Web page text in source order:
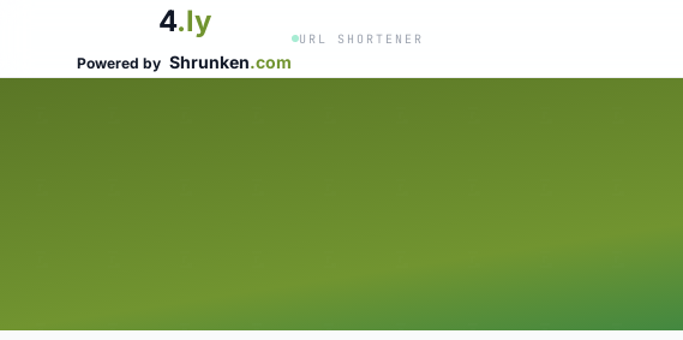
4.ly
Powered by Shrunken.com
URL SHORTENER